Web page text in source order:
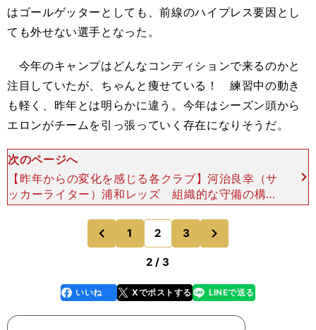
はゴールゲッターとしても、前線のハイプレス要因とし
ても外せない選手となった。
今年のキャンプはどんなコンディションで来るのかと
注目していたが、ちゃんと痩せている！ 練習中の動き
も軽く、昨年とは明らかに違う。今年はシーズン頭から
エロンがチームを引っ張っていく存在になりそうだ。
次のページへ
【昨年からの変化を感じる各クラブ】河治良幸（サ
ッカーライター）浦和レッズ 組織的な守備の構築
に定評のあるマチェイ・スコルジャ監督だが、昨年
の途中就任後に露見してしまった得点力不足を解消
するべく、
前
のページへ
1 2 3
2 / 3
faceboo
k
いいね Xでポストする
line LINEで送る